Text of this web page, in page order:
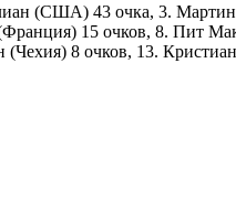
(США) 43 очка, 3.
15 очков, 8. Пит
8 очков, 13.